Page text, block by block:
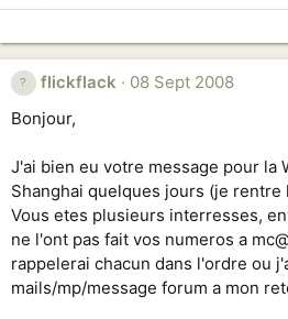
flickflack
08 Sept 2008
Bonjour,
J'ai bien eu votre message pour la
Shanghai quelques jours (je rentre
Vous etes plusieurs interresses,
ne l'ont pas fait vos numeros a
rappelerai chacun dans l'ordre ou
mails/mp/message forum a mon